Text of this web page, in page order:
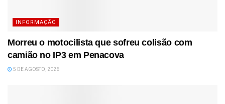
INFORMAÇÃO
Morreu o motocilista que sofreu colisão com
camião no IP3 em Penacova
5 DE AGOSTO, 2026